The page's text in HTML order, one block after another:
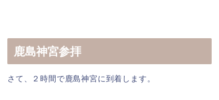
鹿島神宮参拝
さて、２時間で鹿島神宮に到着します。